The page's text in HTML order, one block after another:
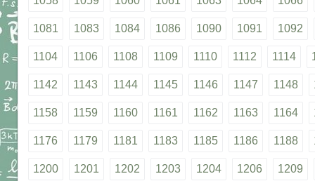
1081 1083 1084 1086 1090 1091 1092
1104 1106 1108 1109 1110 1112 1114
1142 1143 1144 1145 1146 1147 1148
1158 1159 1160 1161 1162 1163 1164
1176 1179 1181 1183 1185 1186 1188
1200 1201 1202 1203 1204 1206 1209